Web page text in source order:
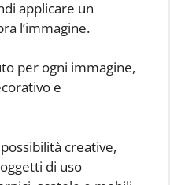
applicare un
l’immagine.
per ogni immagine,
e
creative,
di uso